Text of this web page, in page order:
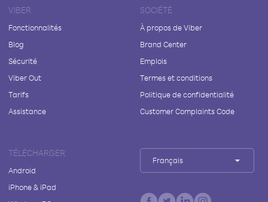
VIBER
Fonctionnalités
Blog
Sécurité
Viber Out
Tarifs
Assistance
SOCIÉTÉ
À propos de Viber
Brand Center
Emplois
Termes et conditions
Politique de confidentialité
Customer Complaints Code
TÉLÉCHARGER
Android
iPhone & iPad
Français